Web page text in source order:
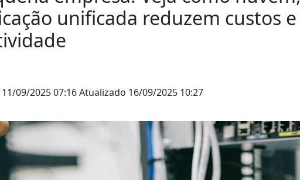
unificada reduzem custos e
11/09/2025 07:16Atualizado 16/09/2025 10:27